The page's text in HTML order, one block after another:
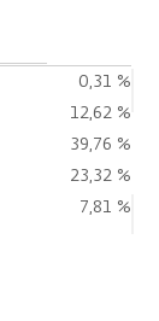
0,31 %
12,62 %
39,76 %
23,32 %
7,81 %